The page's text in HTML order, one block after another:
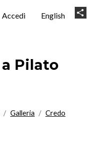
User
Accedi English
Pilato
Galleria Credo